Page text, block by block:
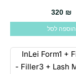
320 ₪
הוספה לסל